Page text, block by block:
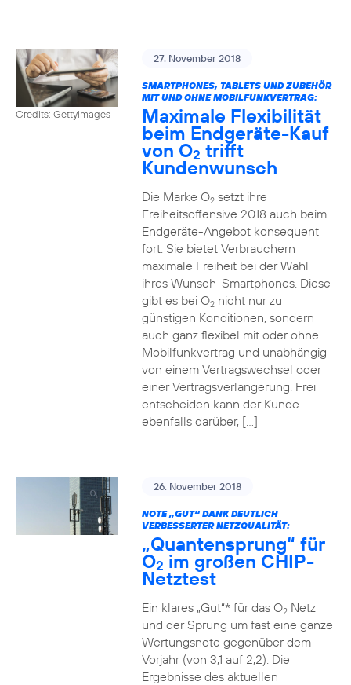
Credits: Gettyimages
27. November 2018
SMARTPHONES, TABLETS UND ZUBEHÖR
MIT UND OHNE MOBILFUNKVERTRAG:
Maximale Flexibilität
beim Endgeräte-Kauf
von O2 trifft
Kundenwunsch
Die Marke O2setzt ihre
Freiheitsoffensive 2018 auch beim
Endgeräte-Angebot konsequent
fort. Sie bietet Verbrauchern
maximale Freiheit bei der Wahl
ihres Wunsch-Smartphones. Diese
gibt es bei O2nicht nur zu
günstigen Konditionen, sondern
auch ganz flexibel mit oder ohne
Mobilfunkvertrag und unabhängig
von einem Vertragswechsel oder
einer Vertragsverlängerung. Frei
entscheiden kann der Kunde
ebenfalls darüber, […]
26. November 2018
NOTE „GUT“ DANK DEUTLICH
VERBESSERTER NETZQUALITÄT:
„Quantensprung“ für
O2 im großen CHIP-
Netztest
Ein klares „Gut“* für das O2Netz
und der Sprung um fast eine ganze
Wertungsnote gegenüber dem
Vorjahr (von 3,1 auf 2,2): Die
Ergebnisse des aktuellen